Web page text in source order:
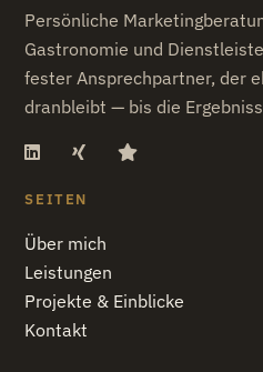
Persönliche
Gastronomie und
fester Ansprechpartner, der
dranbleibt — bis die
SEITEN
Über mich
Leistungen
Projekte & Einblicke
Kontakt